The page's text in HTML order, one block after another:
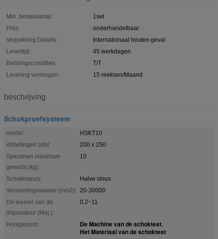
Min. bestelaantal:
1set
Prijs:
onderhandelbaar
Verpakking Details:
Internationaal houten geval
Levertijd:
45 werkdagen
Betalingscondities:
T/T
Levering vermogen:
15 reeksen/Maand
beschrijving
Schokproefsysteem
model:
HSKT10
Afmetingen tafel:
200 x 250
Specimen maximum
gewicht (kg):
10
Schokimpuls:
Halve sinus
Versnellingswaaier (m/s2): 20-30000
De waaier van de
impulsduur (Mej.):
0.2~11
Hoogtepunt: De Machine van de schoktest,
Het Materiaal van de schoktest